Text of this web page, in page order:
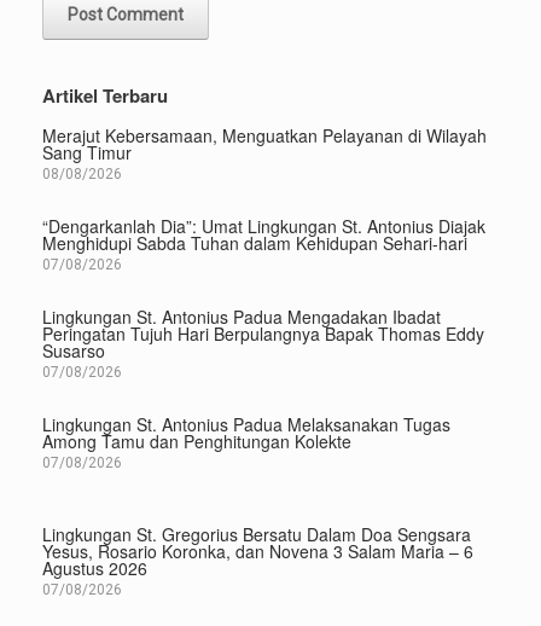
Artikel Terbaru
Merajut Kebersamaan, Menguatkan Pelayanan di Wilayah
Sang Timur
08/08/2026
“Dengarkanlah Dia”: Umat Lingkungan St. Antonius Diajak
Menghidupi Sabda Tuhan dalam Kehidupan Sehari-hari
07/08/2026
Lingkungan St. Antonius Padua Mengadakan Ibadat
Peringatan Tujuh Hari Berpulangnya Bapak Thomas Eddy
Susarso
07/08/2026
Lingkungan St. Antonius Padua Melaksanakan Tugas
Among Tamu dan Penghitungan Kolekte
07/08/2026
Lingkungan St. Gregorius Bersatu Dalam Doa Sengsara
Yesus, Rosario Koronka, dan Novena 3 Salam Maria – 6
Agustus 2026
07/08/2026